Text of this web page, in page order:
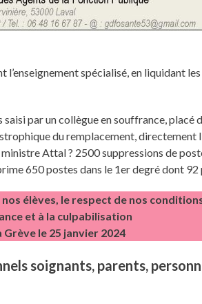
spécialisé, en liquidant
saisi par un collègue en souffrance,
du remplacement, directement
Attal ? 2500 suppressions de
650 postes dans le 1er degré dont
élèves, le respect de nos
et à la culpabilisation
le 25 janvier 2024
soignants, parents,